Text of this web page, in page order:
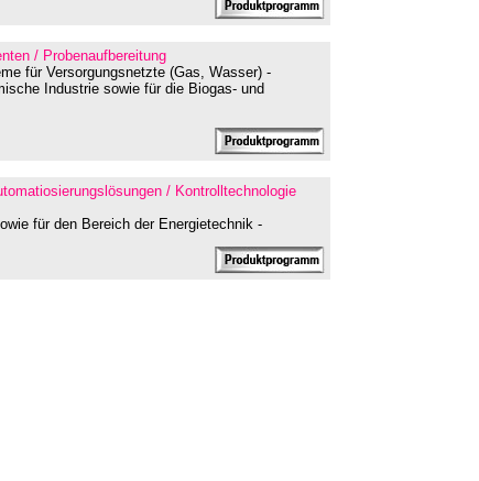
/ Probenaufbereitung
für Versorgungsnetzte (Gas, Wasser) -
Industrie sowie für die Biogas- und
/ Kontrolltechnologie
für den Bereich der Energietechnik -